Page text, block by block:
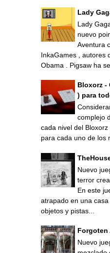
Lady
Lady
nuevo
Aventura
InkaGames , autores
Obama . Pigsaw ha
Bloxorz -
) para
complejo
cada nivel del
para cada uno de los
Nuevo
terror
En este
atrapado en una
objetos y pistas...
Forgoten
Nuevo